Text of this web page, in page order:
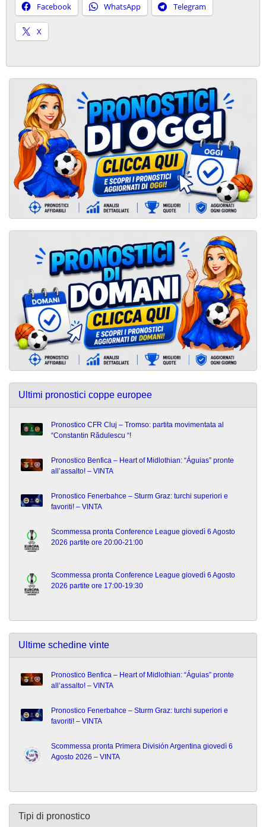
Facebook WhatsApp Telegram
X
Ultimi pronostici coppe europee
Pronostico CFR Cluj – Tromso: partita movimentata al
“Constantin Rădulescu “!
Pronostico Benfica – Heart of Midlothian: “Águias” pronte
all’assalto! – VINTA
Pronostico Fenerbahce – Sturm Graz: turchi superiori e
favoriti! – VINTA
Scommessa pronta Conference League giovedì 6 Agosto
2026 partite ore 20:00-21:00
Scommessa pronta Conference League giovedì 6 Agosto
2026 partite ore 17:00-19:30
Ultime schedine vinte
Pronostico Benfica – Heart of Midlothian: “Águias” pronte
all’assalto! – VINTA
Pronostico Fenerbahce – Sturm Graz: turchi superiori e
favoriti! – VINTA
Scommessa pronta Primera División Argentina giovedì 6
Agosto 2026 – VINTA
Tipi di pronostico